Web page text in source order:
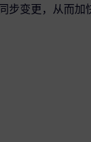
步变更，从而加